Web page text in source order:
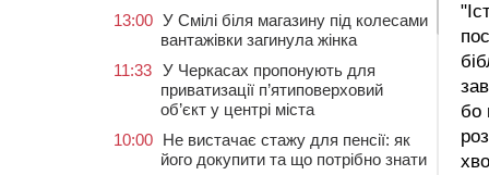
бо
13:00 У Смілі біля магазину під колесами
вантажівки загинула жінка
11:33 У Черкасах пропонують для
приватизації п’ятиповерховий
об’єкт у центрі міста
10:00 Не вистачає стажу для пенсії: як
його докупити та що потрібно знати